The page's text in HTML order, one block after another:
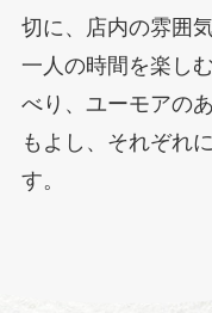
切に、店内の雰囲
一人の時間を楽し
べり、ユーモアの
もよし、それぞれ
す。